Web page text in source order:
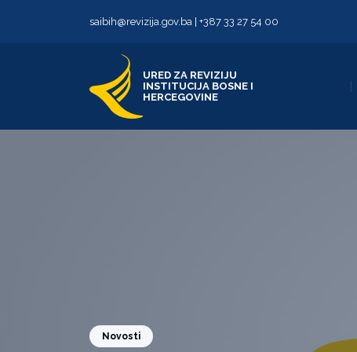
saibih@revizija.gov.ba +387 33 27 54 00
URED ZA REVIZIJU
INSTITUCIJA BOSNE I
HERCEGOVINE
Novosti